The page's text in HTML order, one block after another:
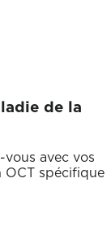
de la
vous avec vos
OCT spécifique